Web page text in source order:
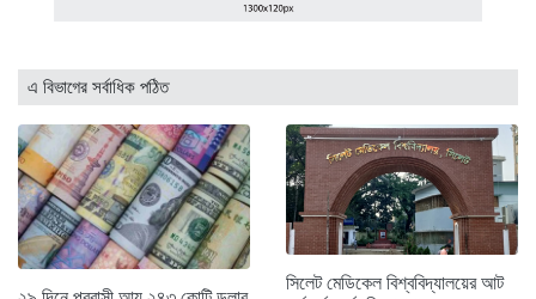
এ বিভাগের সর্বাধিক পঠিত
সিলেট মেডিকেল বিশ্ববিদ্যালয়ের আট